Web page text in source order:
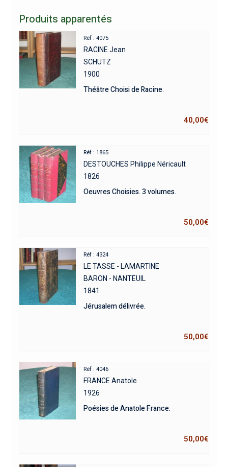
Produits apparentés
Réf : 4075
RACINE Jean
SCHUTZ
1900
Théâtre Choisi de Racine.
40,00€
Réf : 1865
DESTOUCHES Philippe Néricault
1826
Oeuvres Choisies. 3 volumes.
50,00€
Réf : 4324
LE TASSE - LAMARTINE
BARON - NANTEUIL
1841
Jérusalem délivrée.
50,00€
Réf : 4046
FRANCE Anatole
1926
Poésies de Anatole France.
50,00€